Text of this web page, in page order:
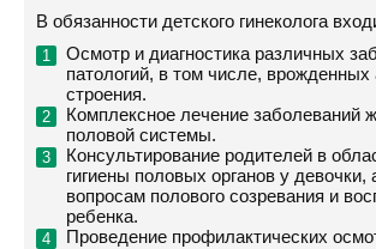
В обязанности детского гинеколога
Осмотр и диагностика различных
патологий, в том числе,
строения.
Комплексное лечение заболеваний
половой системы.
Консультирование родителей в
гигиены половых органов у девочки,
вопросам полового созревания и
ребенка.
Проведение профилактических